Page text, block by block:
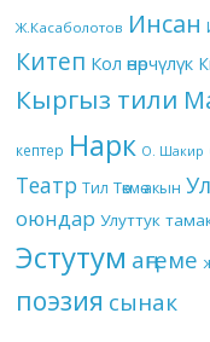
Ж.Касаболотов Инсан
Китеп Кол өнөрчүлүк
Кыргыз тили
кептер Нарк О. Шакир
Театр Тил Төкмө акын
оюндар Улуттук
Эстутум аңгеме
поэзия сынак